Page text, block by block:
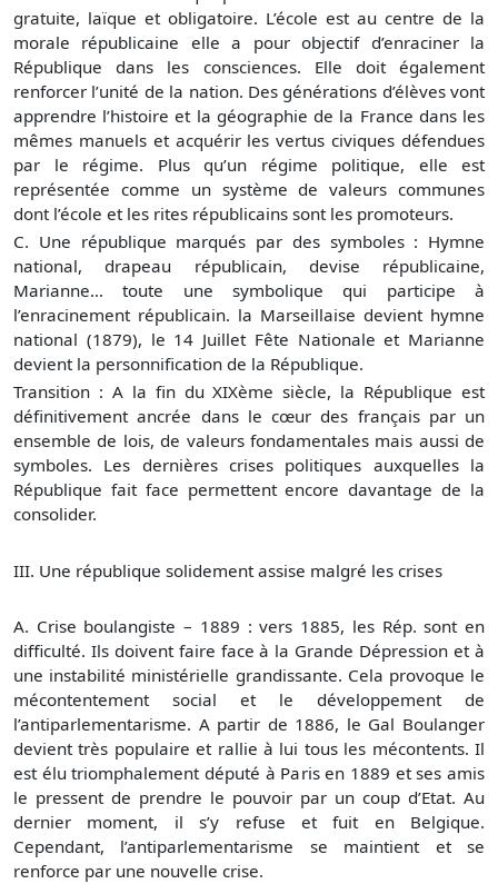
gratuite, laïque et obligatoire. L’école est au centre de la
morale républicaine elle a pour objectif d’enraciner la
République dans les consciences. Elle doit également
renforcer l’unité de la nation. Des générations d’élèves vont
apprendre l’histoire et la géographie de la France dans les
mêmes manuels et acquérir les vertus civiques défendues
par le régime. Plus qu’un régime politique, elle est
représentée comme un système de valeurs communes
dont l’école et les rites républicains sont les promoteurs.
C. Une république marqués par des symboles : Hymne
national, drapeau républicain, devise républicaine,
Marianne… toute une symbolique qui participe à
l’enracinement républicain. la Marseillaise devient hymne
national (1879), le 14 Juillet Fête Nationale et Marianne
devient la personnification de la République.
Transition : A la fin du XIXème siècle, la République est
définitivement ancrée dans le cœur des français par un
ensemble de lois, de valeurs fondamentales mais aussi de
symboles. Les dernières crises politiques auxquelles la
République fait face permettent encore davantage de la
consolider.
III. Une république solidement assise malgré les crises
A. Crise boulangiste – 1889 : vers 1885, les Rép. sont en
difficulté. Ils doivent faire face à la Grande Dépression et à
une instabilité ministérielle grandissante. Cela provoque le
mécontentement social et le développement de
l’antiparlementarisme. A partir de 1886, le Gal Boulanger
devient très populaire et rallie à lui tous les mécontents. Il
est élu triomphalement député à Paris en 1889 et ses amis
le pressent de prendre le pouvoir par un coup d’Etat. Au
dernier moment, il s’y refuse et fuit en Belgique.
Cependant, l’antiparlementarisme se maintient et se
renforce par une nouvelle crise.